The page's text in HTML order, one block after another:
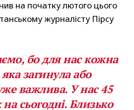
на початку лютого цього
журналісту Пірсу
бо для нас кожна
загинула або
важлива. У нас 45
на сьогодні. Близько